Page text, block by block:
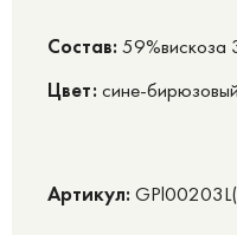
Cостав: 59%вискоза
Цвет: сине-бирюзовый
Артикул: